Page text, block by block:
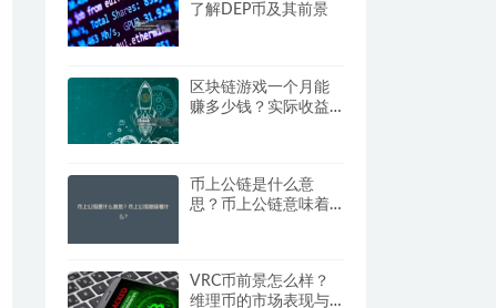
了解DEP币及其前景
区块链游戏一个月能
赚多少钱？实际收益
币上公链是什么意
思？币上公链意味着
VRC币前景怎么样？
维理币的市场表现与